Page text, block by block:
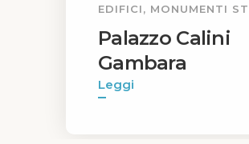
EDIFICI, MONUMENTI
Palazzo Calini
Gambara
Leggi